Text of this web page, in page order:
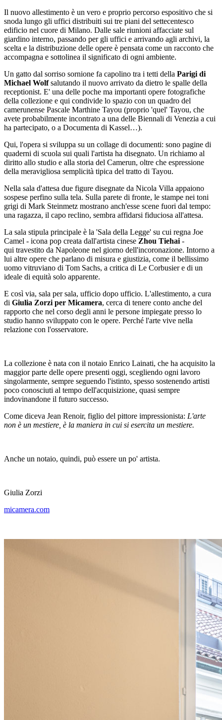
Il nuovo allestimento è un vero e proprio percorso espositivo che si
snoda lungo gli uffici distribuiti sui tre piani del settecentesco
edificio nel cuore di Milano. Dalle sale riunioni affacciate sul
giardino interno, passando per gli uffici e arrivando agli archivi, la
scelta e la distribuzione delle opere è pensata come un racconto che
accompagna e sottolinea il significato di ogni ambiente.
Un gatto dal sorriso sornione fa capolino tra i tetti della Parigi di
Michael Wolfsalutando il nuovo arrivato da dietro le spalle della
receptionist. E' una delle poche ma importanti opere fotografiche
della collezione e qui condivide lo spazio con un quadro del
camerunense Pascale Marthine Tayou (proprio 'quel' Tayou, che
avete probabilmente incontrato a una delle Biennali di Venezia a cui
ha partecipato, o a Documenta di Kassel…).
Qui, l'opera si sviluppa su un collage di documenti: sono pagine di
quaderni di scuola sui quali l'artista ha disegnato. Un richiamo al
diritto allo studio e alla storia del Camerun, oltre che espressione
della meravigliosa semplicità tipica del tratto di Tayou.
Nella sala d'attesa due figure disegnate da Nicola Villa appaiono
sospese perfino sulla tela. Sulla parete di fronte, le stampe nei toni
grigi di Mark Steinmetz mostrano anch'esse scene fuori dal tempo:
una ragazza, il capo reclino, sembra affidarsi fiduciosa all'attesa.
La sala stipula principale è la 'Sala della Legge' su cui regna Joe
Camel - icona pop creata dall'artista cinese Zhou Tiehai -
qui travestito da Napoleone nel giorno dell'incoronazione. Intorno a
lui altre opere che parlano di misura e giustizia, come il bellissimo
uomo vitruviano di Tom Sachs, a critica di Le Corbusier e di un
ideale di equità solo apparente.
E così via, sala per sala, ufficio dopo ufficio. L'allestimento, a cura
di Giulia Zorzi per Micamera, cerca di tenere conto anche del
rapporto che nel corso degli anni le persone impiegate presso lo
studio hanno sviluppato con le opere. Perché l'arte vive nella
relazione con l'osservatore.
La collezione è nata con il notaio Enrico Lainati, che ha acquisito la
maggior parte delle opere presenti oggi, scegliendo ogni lavoro
singolarmente, sempre seguendo l'istinto, spesso sostenendo artisti
poco conosciuti al tempo dell'acquisizione, quasi sempre
indovinandone il futuro successo.
Come diceva Jean Renoir, figlio del pittore impressionista: L'arte
non è un mestiere, è la maniera in cui si esercita un mestiere.
Anche un notaio, quindi, può essere un po' artista.
Giulia Zorzi
micamera.com